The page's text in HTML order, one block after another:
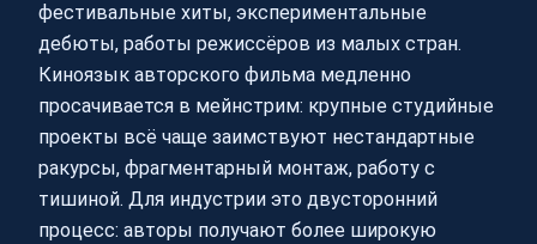
фестивальные хиты, экспериментальные
дебюты, работы режиссёров из малых стран.
Киноязык авторского фильма медленно
просачивается в мейнстрим: крупные студийные
проекты всё чаще заимствуют нестандартные
ракурсы, фрагментарный монтаж, работу с
тишиной. Для индустрии это двусторонний
процесс: авторы получают более широкую